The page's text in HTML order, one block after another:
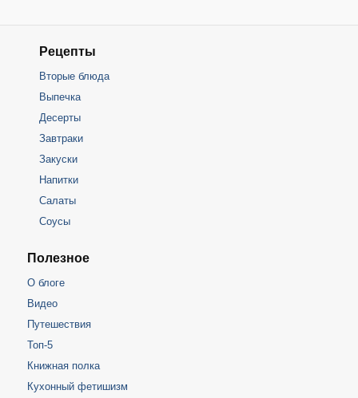
Рецепты
Вторые блюда
Выпечка
Десерты
Завтраки
Закуски
Напитки
Салаты
Соусы
Полезное
О блоге
Видео
Путешествия
Топ-5
Книжная полка
Кухонный фетишизм